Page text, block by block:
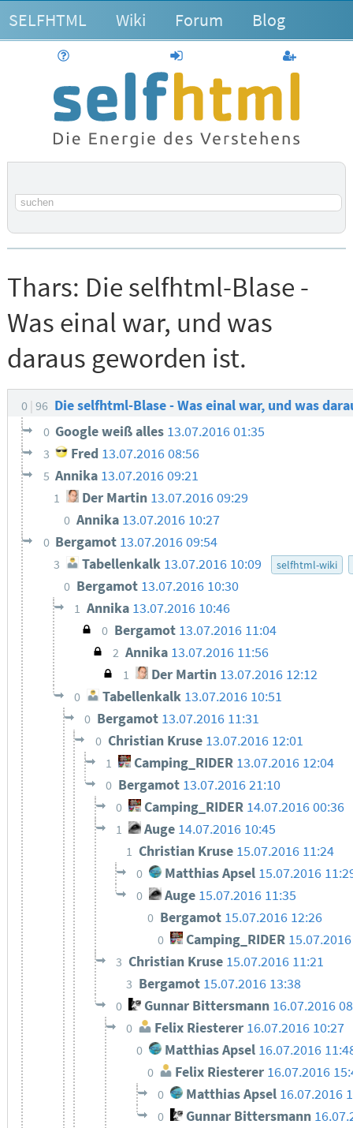
SELFHTML Wiki Forum Blog
anmelden
Suchbegriff
Thars: Die selfhtml-Blase -
Was einal war, und was
daraus geworden ist.
0 96 Die selfhtml-Blase - Was einal war, und was
0 Google weiß alles 13.07.2016 01:35
3 Fred 13.07.2016 08:56
5 Annika 13.07.2016 09:21
1 Der Martin 13.07.2016 09:29
0 Annika 13.07.2016 10:27
0 Bergamot 13.07.2016 09:54
3 Tabellenkalk 13.07.2016 10:09 selfhtml-wiki
0 Bergamot 13.07.2016 10:30
1 Annika 13.07.2016 10:46
0 Bergamot 13.07.2016 11:04
2 Annika 13.07.2016 11:56
1 Der Martin 13.07.2016 12:12
0 Tabellenkalk 13.07.2016 10:51
0 Bergamot 13.07.2016 11:31
0 Christian Kruse 13.07.2016 12:01
1 Camping_RIDER 13.07.2016 12:04
0 Bergamot 13.07.2016 21:10
0 Camping_RIDER 14.07.2016 00:36
1 Auge 14.07.2016 10:45
1 Christian Kruse 15.07.2016 11:24
0 Matthias Apsel 15.07.2016
0 Auge 15.07.2016 11:35
0 Bergamot 15.07.2016 12:26
0 Camping_RIDER
3 Christian Kruse 15.07.2016 11:21
3 Bergamot 15.07.2016 13:38
0 Gunnar Bittersmann 16.07.2016
0 Felix Riesterer 16.07.2016 10:27
0 Matthias Apsel 16.07.2016
0 Felix Riesterer 16.07.2016
0 Matthias Apsel 16.07.2016
0 Gunnar Bittersmann